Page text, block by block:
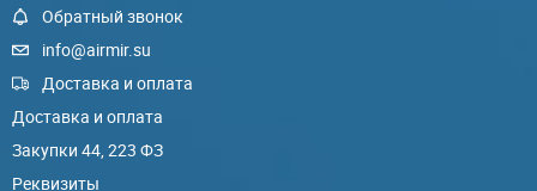
Обратный звонок
info@airmir.su
Доставка и оплата
Доставка и оплата
Закупки 44, 223 ФЗ
Реквизиты